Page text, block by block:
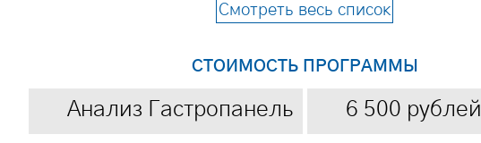
Смотреть весь список
СТОИМОСТЬ ПРОГРАММЫ
Анализ Гастропанель 6 500 рублей